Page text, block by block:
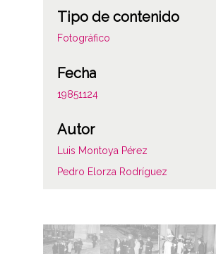
Tipo de contenido
Fotográfico
Fecha
19851124
Autor
Luis Montoya Pérez
Pedro Elorza Rodríguez
Reportaje 1 de 6